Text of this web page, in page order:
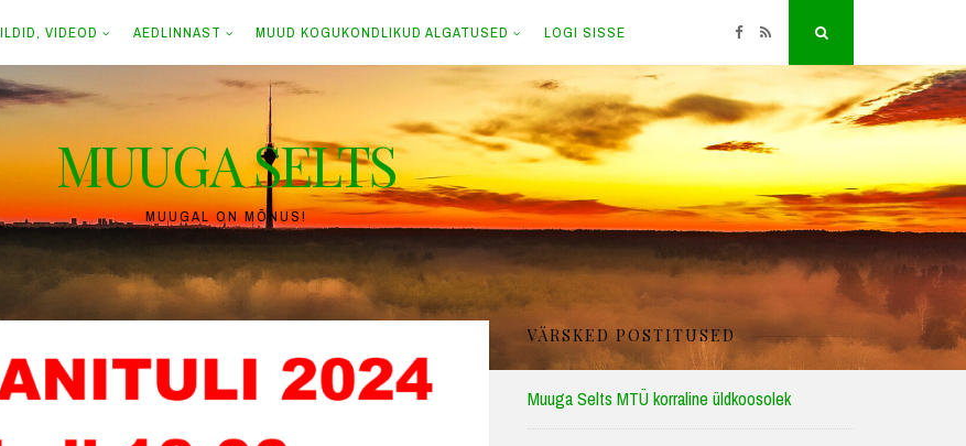
VIDEOD AEDLINNAST MUUD KOGUKONDLIKUD ALGATUSED LOGI SISSE Facebook
RSS
MUUGA SELTS
MUUGAL ON MÕNUS!
VÄRSKED POSTITUSED
Muuga Selts MTÜ korraline üldkoosolek